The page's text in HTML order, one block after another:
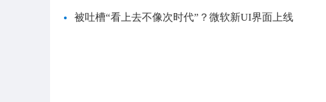
被吐槽“看上去不像次时代”？微软新UI界面上线